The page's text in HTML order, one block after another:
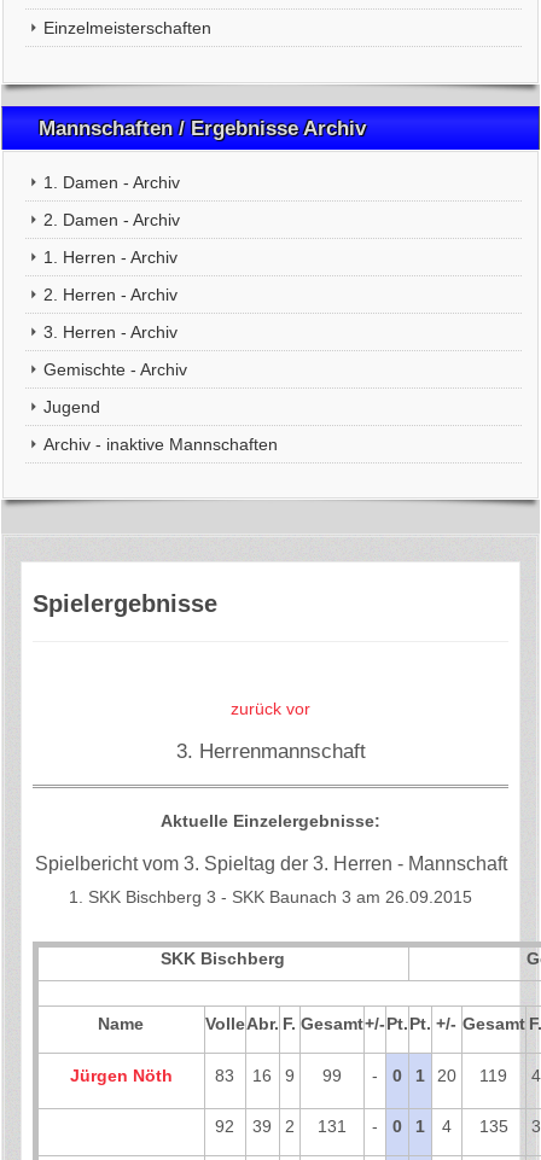
Einzelmeisterschaften
Mannschaften / Ergebnisse Archiv
1. Damen - Archiv
2. Damen - Archiv
1. Herren - Archiv
2. Herren - Archiv
3. Herren - Archiv
Gemischte - Archiv
Jugend
Archiv - inaktive Mannschaften
Spielergebnisse
zurück vor
3. Herrenmannschaft
Aktuelle Einzelergebnisse:
Spielbericht vom 3. Spieltag der 3. Herren - Mannschaft
1. SKK Bischberg 3 - SKK Baunach 3 am 26.09.2015
SKK Bischberg
Name VolleAbr. F. Gesamt+/-Pt.Pt. +/- Gesamt
Jürgen Nöth 83 16 9 99 - 0 1 20 119 4
92 39 2 131 - 0 1 4 135 3